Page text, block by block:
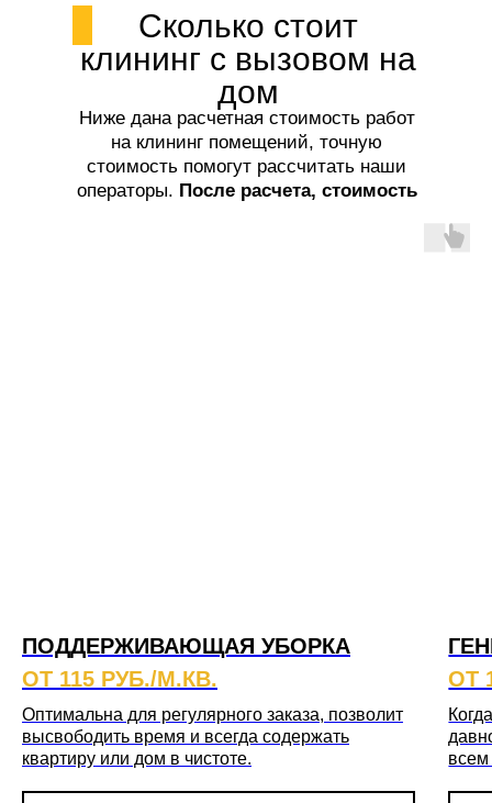
Сколько стоит
клининг с вызовом на
дом
Ниже дана расчетная стоимость работ
на клининг помещений, точную
стоимость помогут рассчитать наши
операторы. После расчета, стоимость
ПОДДЕРЖИВАЮЩАЯ УБОРКА
ОТ 115 РУБ./М.КВ.
Оптимальна для регулярного заказа, позволит
высвободить время и всегда содержать
квартиру или дом в чистоте.
ОТ
всем